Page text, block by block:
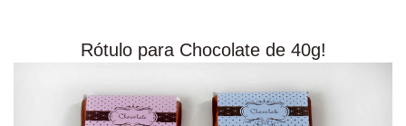
Rótulo para Chocolate de 40g!